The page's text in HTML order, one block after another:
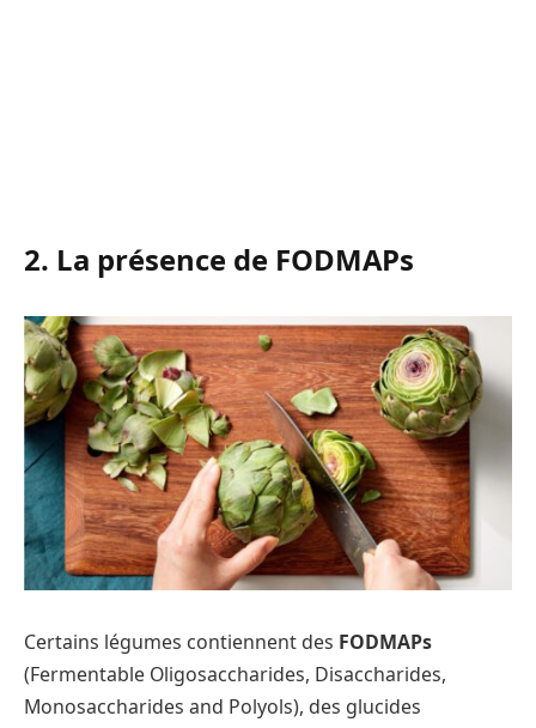
2. La présence de FODMAPs
Certains légumes contiennent des FODMAPs
(Fermentable Oligosaccharides, Disaccharides,
Monosaccharides and Polyols), des glucides